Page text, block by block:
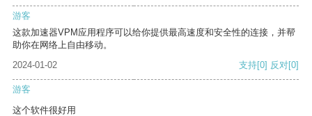
游客
这款加速器VPM应用程序可以给你提供最高速度和安全性的连接，并帮
助你在网络上自由移动。
2024-01-02
支持[0] 反对[0]
游客
这个软件很好用